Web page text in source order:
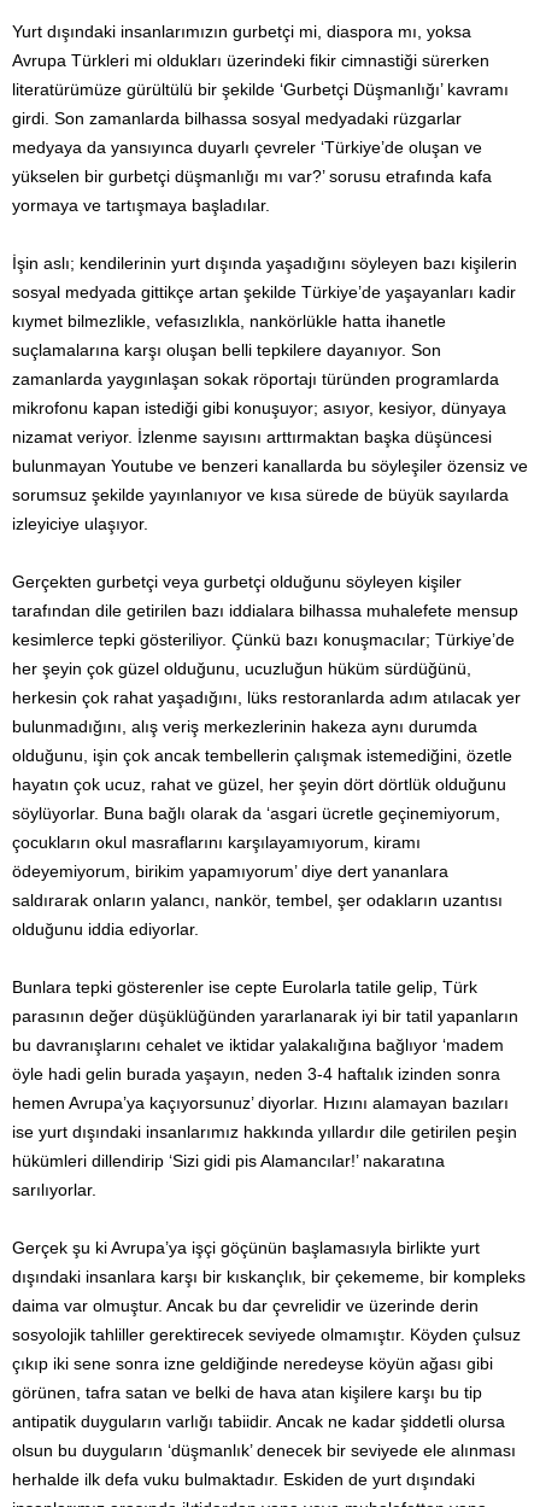
Yurt dışındaki insanlarımızın gurbetçi mi, diaspora mı, yoksa
Avrupa Türkleri mi oldukları üzerindeki fikir cimnastiği sürerken
literatürümüze gürültülü bir şekilde ‘Gurbetçi Düşmanlığı’ kavramı
girdi. Son zamanlarda bilhassa sosyal medyadaki rüzgarlar
medyaya da yansıyınca duyarlı çevreler ‘Türkiye’de oluşan ve
yükselen bir gurbetçi düşmanlığı mı var?’ sorusu etrafında kafa
yormaya ve tartışmaya başladılar.
İşin aslı; kendilerinin yurt dışında yaşadığını söyleyen bazı kişilerin
sosyal medyada gittikçe artan şekilde Türkiye’de yaşayanları kadir
kıymet bilmezlikle, vefasızlıkla, nankörlükle hatta ihanetle
suçlamalarına karşı oluşan belli tepkilere dayanıyor. Son
zamanlarda yaygınlaşan sokak röportajı türünden programlarda
mikrofonu kapan istediği gibi konuşuyor; asıyor, kesiyor, dünyaya
nizamat veriyor. İzlenme sayısını arttırmaktan başka düşüncesi
bulunmayan Youtube ve benzeri kanallarda bu söyleşiler özensiz ve
sorumsuz şekilde yayınlanıyor ve kısa sürede de büyük sayılarda
izleyiciye ulaşıyor.
Gerçekten gurbetçi veya gurbetçi olduğunu söyleyen kişiler
tarafından dile getirilen bazı iddialara bilhassa muhalefete mensup
kesimlerce tepki gösteriliyor. Çünkü bazı konuşmacılar; Türkiye’de
her şeyin çok güzel olduğunu, ucuzluğun hüküm sürdüğünü,
herkesin çok rahat yaşadığını, lüks restoranlarda adım atılacak yer
bulunmadığını, alış veriş merkezlerinin hakeza aynı durumda
olduğunu, işin çok ancak tembellerin çalışmak istemediğini, özetle
hayatın çok ucuz, rahat ve güzel, her şeyin dört dörtlük olduğunu
söylüyorlar. Buna bağlı olarak da ‘asgari ücretle geçinemiyorum,
çocukların okul masraflarını karşılayamıyorum, kiramı
ödeyemiyorum, birikim yapamıyorum’ diye dert yananlara
saldırarak onların yalancı, nankör, tembel, şer odakların uzantısı
olduğunu iddia ediyorlar.
Bunlara tepki gösterenler ise cepte Eurolarla tatile gelip, Türk
parasının değer düşüklüğünden yararlanarak iyi bir tatil yapanların
bu davranışlarını cehalet ve iktidar yalakalığına bağlıyor ‘madem
öyle hadi gelin burada yaşayın, neden 3-4 haftalık izinden sonra
hemen Avrupa’ya kaçıyorsunuz’ diyorlar. Hızını alamayan bazıları
ise yurt dışındaki insanlarımız hakkında yıllardır dile getirilen peşin
hükümleri dillendirip ‘Sizi gidi pis Alamancılar!’ nakaratına
sarılıyorlar.
Gerçek şu ki Avrupa’ya işçi göçünün başlamasıyla birlikte yurt
dışındaki insanlara karşı bir kıskançlık, bir çekememe, bir kompleks
daima var olmuştur. Ancak bu dar çevrelidir ve üzerinde derin
sosyolojik tahliller gerektirecek seviyede olmamıştır. Köyden çulsuz
çıkıp iki sene sonra izne geldiğinde neredeyse köyün ağası gibi
görünen, tafra satan ve belki de hava atan kişilere karşı bu tip
antipatik duyguların varlığı tabiidir. Ancak ne kadar şiddetli olursa
olsun bu duyguların ‘düşmanlık’ denecek bir seviyede ele alınması
herhalde ilk defa vuku bulmaktadır. Eskiden de yurt dışındaki